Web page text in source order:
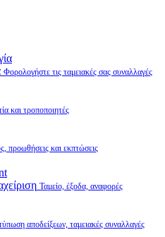
Φορολογήστε τις ταμειακές σας συναλλαγές
και τροποποιητές
προωθήσεις και εκπτώσεις
Ταμείο, έξοδα, αναφορές
αποδείξεων, ταμειακές συναλλαγές